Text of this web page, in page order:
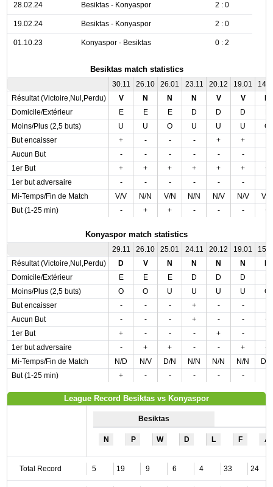
28.02.24 Besiktas - Konyaspor 2 : 0
19.02.24 Besiktas - Konyaspor 2 : 0
01.10.23 Konyaspor - Besiktas 0 : 2
Besiktas match statistics
30.11 26.10 26.01 23.11 20.12 19.01
Résultat (Victoire,Nul,Perdu)
V N N N V V
Domicile/Extérieur
E E E D D D
Moins/Plus (2,5 buts)
U U O U U U
O
But encaisser
+ - - - + +
Aucun But
- - - - - -
1er But
+ + + + + +
+
1er but adversaire
- - - - - -
Mi-Temps/Fin de Match
V/V N/N V/N N/N N/V N/V
V/N
But (1-25 min)
- + + - - - +
Konyaspor match statistics
29.11 26.10 25.01 24.11 20.12 19.01
Résultat (Victoire,Nul,Perdu)
D V N N N N
Domicile/Extérieur
E E E D D D
Moins/Plus (2,5 buts)
O O U U U U
O
But encaisser
- - - + - -
Aucun But
- - - + - -
+
1er But
+ - - - + -
1er but adversaire
- + + - - +
+
Mi-Temps/Fin de Match
N/D N/V D/N N/N N/N N/N
D/
But (1-25 min)
+ - - - - -
League Record Besiktas vs Konyaspor
Besiktas
N P W D L F A
Total Record 5 19 9 6 4 33 24